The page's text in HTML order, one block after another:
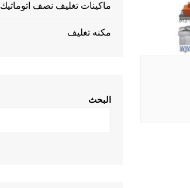
ماكينات تغليف نصف اتوماتيك
مكنه تغليف
البحث